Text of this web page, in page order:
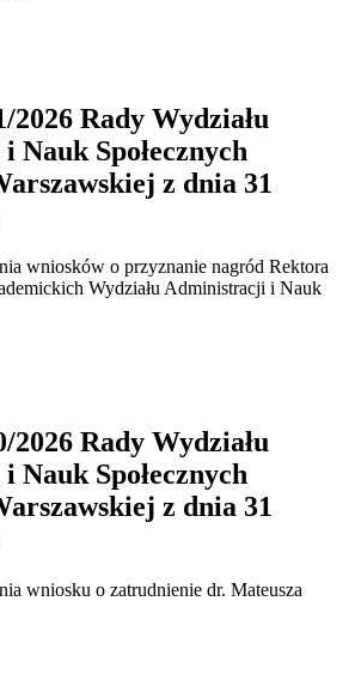
2026 Rady Wydziału
Społecznych
z dnia 31
wniosków o przyznanie nagród Rektora
Wydziału Administracji i Nauk
2026 Rady Wydziału
Społecznych
z dnia 31
wniosku o zatrudnienie dr. Mateusza